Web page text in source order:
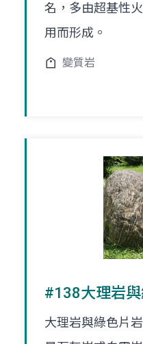
名，多由超基性
用而形成。
變質岩
#138大理岩
大理岩與綠色片